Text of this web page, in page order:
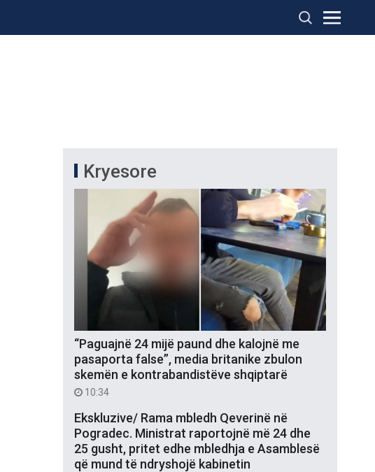
Kryesore
“Paguajnë 24 mijë paund dhe kalojnë me
pasaporta false”, media britanike zbulon
skemën e kontrabandistëve shqiptarë
10:34
Ekskluzive/ Rama mbledh Qeverinë në
Pogradec. Ministrat raportojnë më 24 dhe
25 gusht, pritet edhe mbledhja e Asamblesë
që mund të ndryshojë kabinetin